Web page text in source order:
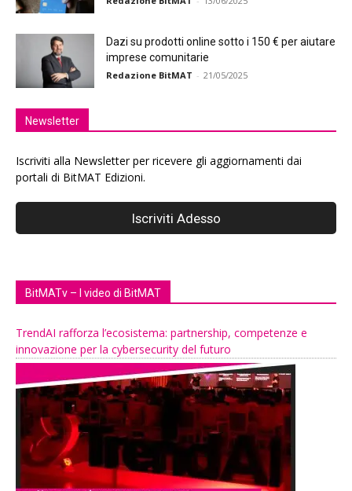
Dazi su prodotti online sotto i 150 € per aiutare
imprese comunitarie
Redazione BitMAT - 21/05/2025
Newsletter
Iscriviti alla Newsletter per ricevere gli aggiornamenti dai
portali di BitMAT Edizioni.
BitMATv – I video di BitMAT
TrendAI rafforza l’ecosistema: partnership, competenze e
innovazione per la cybersecurity del futuro